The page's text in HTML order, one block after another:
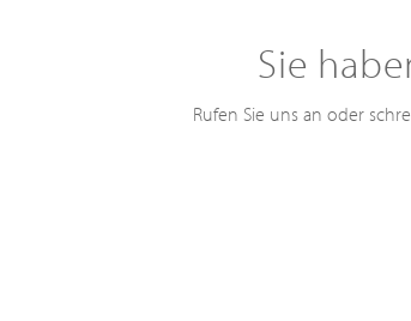
Sie
Rufen Sie uns an oder